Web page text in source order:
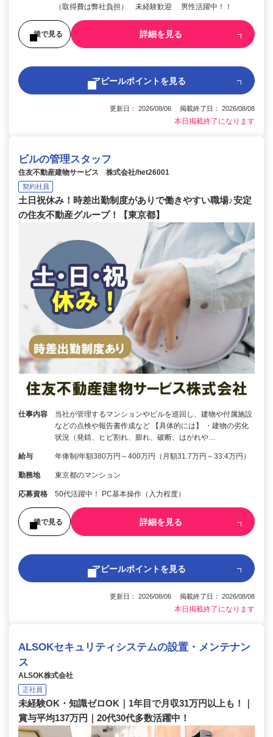
（取得費は弊社負担） 未経験歓迎 男性活躍中！！
後で見る 詳細を見る
アピールポイントを見る
更新日： 2026/08/06 掲載終了日： 2026/08/08
本日掲載終了になります
ビルの管理スタッフ
住友不動産建物サービス 株式会社/het26001
契約社員
土日祝休み！時差出勤制度がありで働きやすい職場♪安定
の住友不動産グループ！【東京都】
仕事内容
当社が管理するマンションやビルを巡回し、建物や付属施設
などの点検や報告書作成など 【具体的には】 ・建物の劣化
状況（発錆、ヒビ割れ、膨れ、破断、はがれや…
給与 年俸制/年額380万円～400万円（月額31.7万円～33.4万円）
勤務地 東京都のマンション
応募資格 50代活躍中！ PC基本操作（入力程度）
後で見る 詳細を見る
アピールポイントを見る
更新日： 2026/08/06 掲載終了日： 2026/08/08
本日掲載終了になります
ALSOKセキュリティシステムの設置・メンテナン
ス
ALSOK株式会社
正社員
未経験OK・知識ゼロOK｜1年目で月収31万円以上も！｜
賞与平均137万円｜20代30代多数活躍中！